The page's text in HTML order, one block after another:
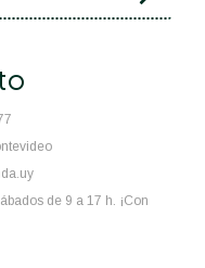
de 9 a 17 h. ¡Con